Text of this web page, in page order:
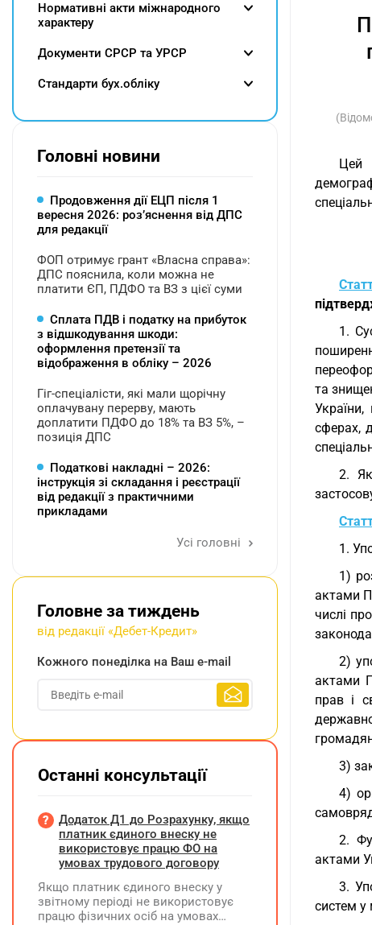
Цей
1.
та
сферах,
2.
1.
1)
актами
числі
2)
актами
прав і
3)
4)
2.
актами
3.
систем
Нормативні акти міжнародного
характеру
Документи СРСР та УРСР
Cтандарти бух.обліку
Головні новини
Продовження дії ЕЦП після 1
вересня 2026: розʼяснення від ДПС
для редакції
ФОП отримує грант «Власна справа»:
ДПС пояснила, коли можна не
платити ЄП, ПДФО та ВЗ з цієї суми
Сплата ПДВ і податку на прибуток
з відшкодування шкоди:
оформлення претензії та
відображення в обліку – 2026
Гіг-спеціалісти, які мали щорічну
оплачувану перерву, мають
доплатити ПДФО до 18% та ВЗ 5%, –
позиція ДПС
Податкові накладні – 2026:
інструкція зі складання і реєстрації
від редакції з практичними
прикладами
Усі головні
Головне за тиждень
від редакції «Дебет-Кредит»
Кожного понеділка на Ваш e-mail
Останні консультації
Додаток Д1 до Розрахунку, якщо
платник єдиного внеску не
використовує працю ФО на
умовах трудового договору
Якщо платник єдиного внеску у
звітному періоді не використовує
працю фізичних осіб на умовах